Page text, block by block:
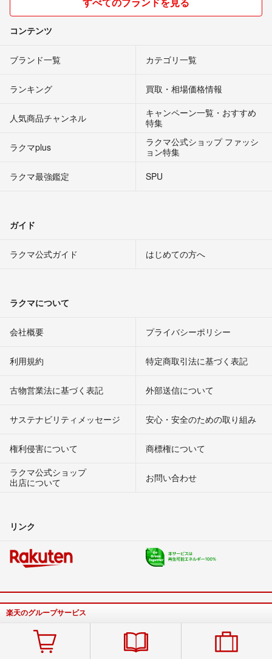
コンテンツ
ブランド一覧 カテゴリ一覧
ランキング 買取・相場価格情報
人気商品チャンネル
キャンペーン一覧・おすすめ
特集
ラクマplus
ラクマ公式ショップ ファッシ
ョン特集
ラクマ最強鑑定
SPU
ガイド
ラクマ公式ガイド はじめての方へ
ラクマについて
会社概要 プライバシーポリシー
利用規約 特定商取引法に基づく表記
古物営業法に基づく表記 外部送信について
サステナビリティメッセージ 安心・安全のための取り組み
権利侵害について
商標権について
ラクマ公式ショップ
出店について
お問い合わせ
リンク
楽天のグループサービス